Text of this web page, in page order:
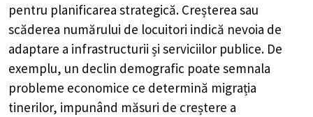
pentru planificarea strategică. Creșterea sau
scăderea numărului de locuitori indică nevoia de
adaptare a infrastructurii și serviciilor publice. De
exemplu, un declin demografic poate semnala
probleme economice ce determină migrația
tinerilor, impunând măsuri de creștere a